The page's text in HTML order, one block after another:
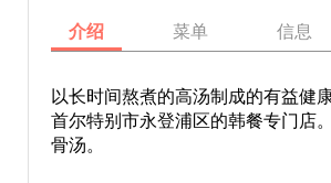
介绍 菜单 信息
以长时间熬煮的高汤制成的有益健
首尔特别市永登浦区的韩餐专门店
骨汤。